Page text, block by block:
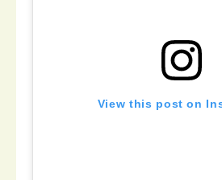
View this post on